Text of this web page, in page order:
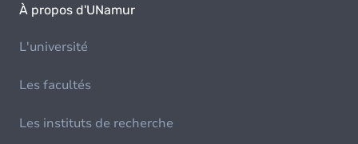
À propos d'UNamur
L'université
Les facultés
Les instituts de recherche